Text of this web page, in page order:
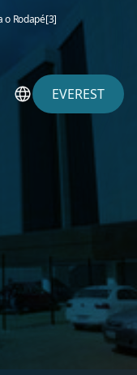
o Rodapé[3]
EVEREST